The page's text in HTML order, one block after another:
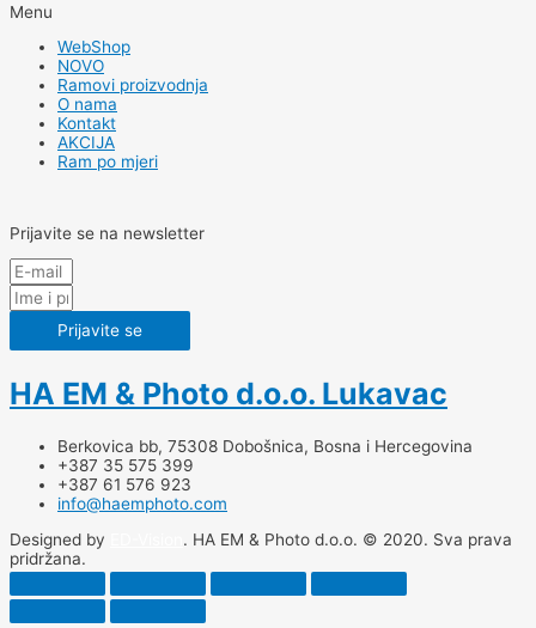
Menu
WebShop
NOVO
Ramovi proizvodnja
O nama
Kontakt
AKCIJA
Ram po mjeri
Prijavite se na newsletter
Prijavite se
HA EM & Photo d.o.o. Lukavac
Berkovica bb, 75308 Dobošnica, Bosna i Hercegovina
+387 35 575 399
+387 61 576 923
info@haemphoto.com
Designed by
. HA EM & Photo d.o.o. © 2020. Sva prava
pridržana.